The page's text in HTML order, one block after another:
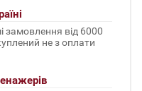
замовлення від 6000
не з оплати